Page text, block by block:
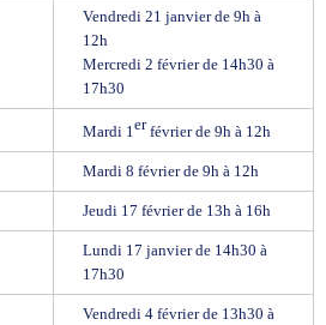
Vendredi 21 janvier de 9h à
12h
Mercredi 2 février de 14h30 à
17h30
Mardi 1 er février de 9h à 12h
Mardi 8 février de 9h à 12h
Jeudi 17 février de 13h à 16h
Lundi 17 janvier de 14h30 à
17h30
Vendredi 4 février de 13h30 à